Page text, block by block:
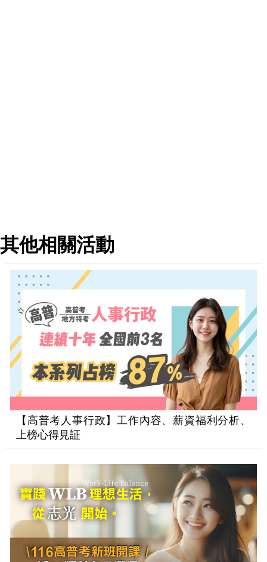
其他相關活動
【高普考人事行政】工作內容、薪資福利分析、
上榜心得見証